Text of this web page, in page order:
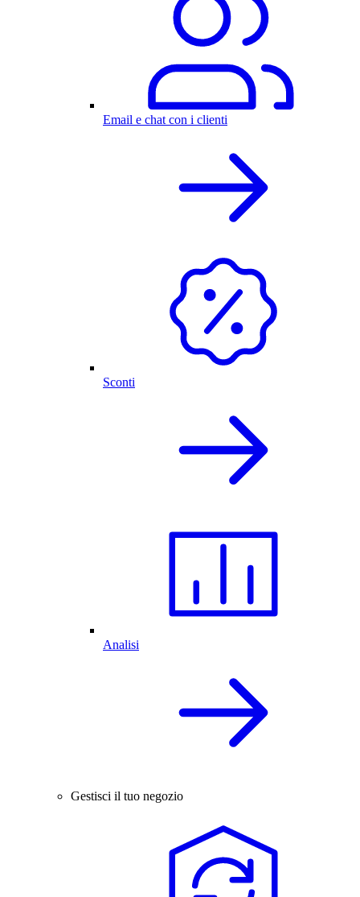
Email e chat con i clienti
Sconti
Analisi
Gestisci il tuo negozio